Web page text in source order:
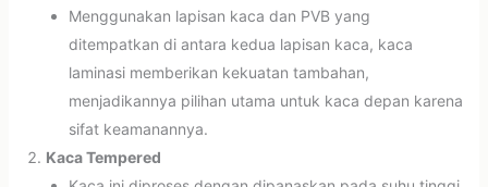
Menggunakan lapisan kaca dan PVB yang
ditempatkan di antara kedua lapisan kaca, kaca
laminasi memberikan kekuatan tambahan,
menjadikannya pilihan utama untuk kaca depan karena
sifat keamanannya.
Kaca Tempered